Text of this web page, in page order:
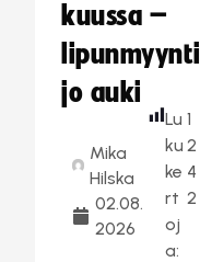
kuussa –
lipunmyynti
jo auki
Mika
Hilska
02.08.
2026
Lu
ku
ke
rt
oj
a:
1
2
4
2